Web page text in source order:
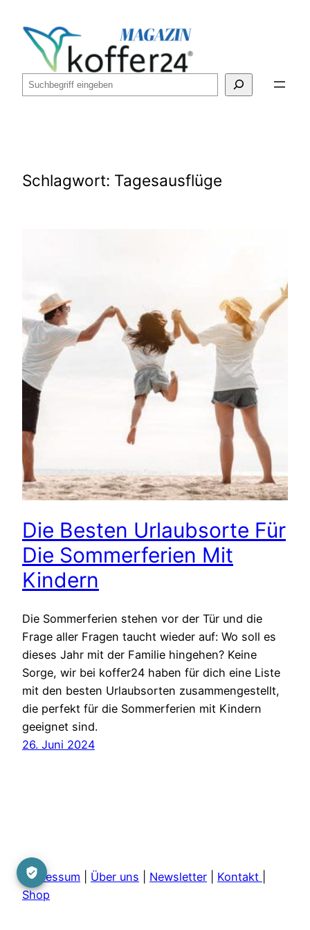
Inhalt
springen
Suchen
Schlagwort: Tagesausflüge
Die Besten Urlaubsorte Für
Die Sommerferien Mit
Kindern
Die Sommerferien stehen vor der Tür und die
Frage aller Fragen taucht wieder auf: Wo soll es
dieses Jahr mit der Familie hingehen? Keine
Sorge, wir bei koffer24 haben für dich eine Liste
mit den besten Urlaubsorten zusammengestellt,
die perfekt für die Sommerferien mit Kindern
geeignet sind.
26. Juni 2024
Impressum Über uns Newsletter Kontakt
Shop